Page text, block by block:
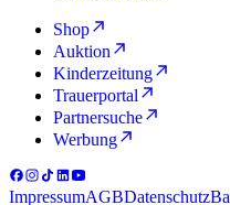
Shop
Auktion
Kinderzeitung
Trauerportal
Partnersuche
Werbung
ImpressumAGBDatenschutz